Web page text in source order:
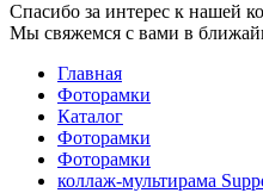
Спасибо за интерес к нашей
Мы свяжемся с вами в
Главная
Фоторамки
Каталог
Фоторамки
Фоторамки
коллаж-мультирама